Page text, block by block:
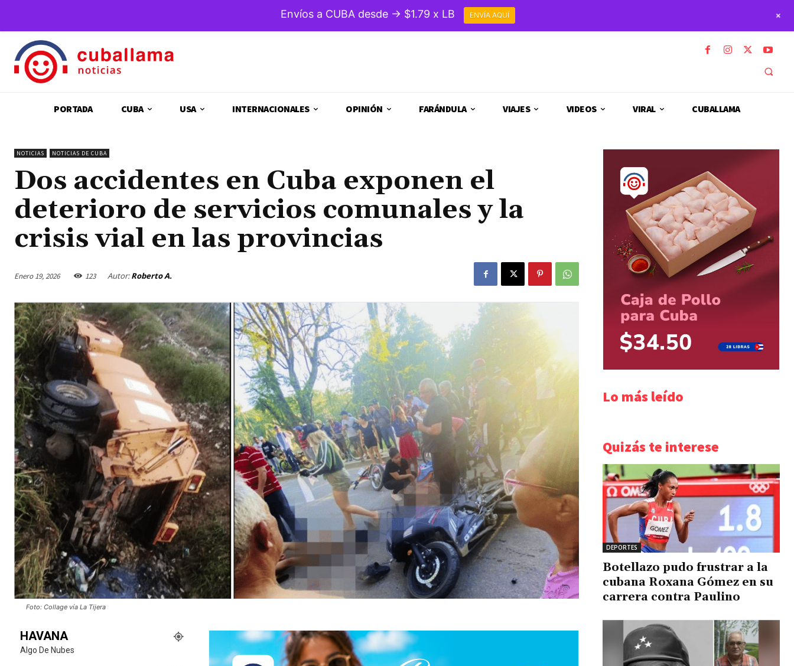
PORTADA CUBA USA INTERNACIONALES OPINIÓN FARÁNDULA VIAJES VIDEOS VIRAL CUBALLAMA
NOTICIAS NOTICIAS DE CUBA
Dos accidentes en Cuba exponen el
deterioro de servicios comunales y la
crisis vial en las provincias
Enero 19, 2026 123 Autor: Roberto A.
Foto: Collage vía La Tijera
HAVANA
Algo De Nubes
Lo más leído
Quizás te interese
DEPORTES
Botellazo pudo frustrar a la
cubana Roxana Gómez en su
carrera contra Paulino
Envíos a CUBA desde → $1.79 x LB ENVÍA AQUÍ +